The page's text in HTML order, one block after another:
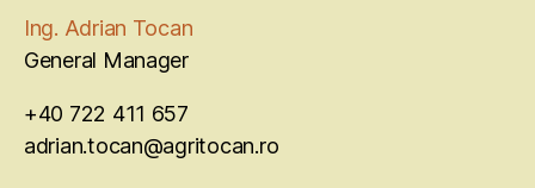
Ing. Adrian Tocan
General Manager
+40 722 411 657
adrian.tocan@agritocan.ro